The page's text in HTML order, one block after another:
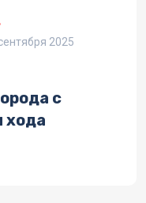
2025
с
хода